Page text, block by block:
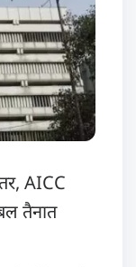
AICC
तैनात